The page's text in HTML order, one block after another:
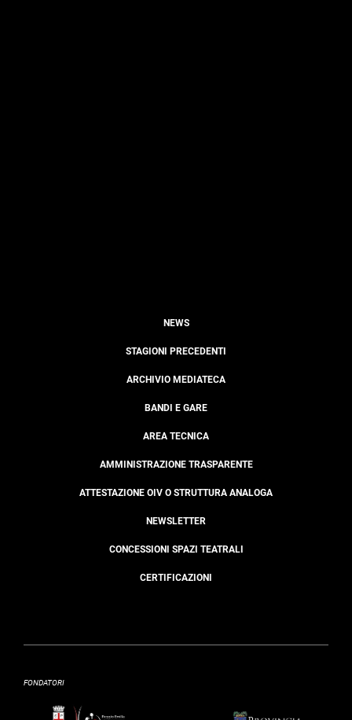
NEWS
STAGIONI PRECEDENTI
ARCHIVIO MEDIATECA
BANDI E GARE
AREA TECNICA
AMMINISTRAZIONE TRASPARENTE
ATTESTAZIONE OIV O STRUTTURA ANALOGA
NEWSLETTER
CONCESSIONI SPAZI TEATRALI
CERTIFICAZIONI
FONDATORI